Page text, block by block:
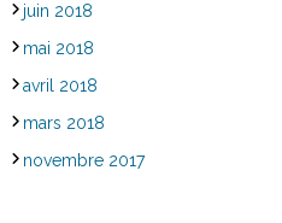
juin 2018
mai 2018
avril 2018
mars 2018
novembre 2017